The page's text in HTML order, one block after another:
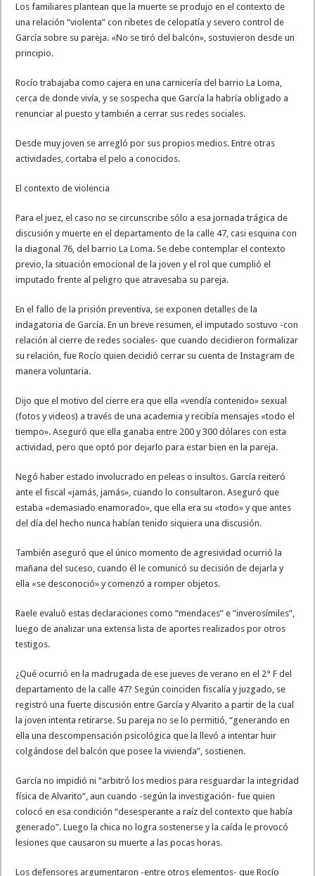
Los familiares plantean que la muerte se produjo en el contexto de
una relación “violenta” con ribetes de celopatía y severo control de
García sobre su pareja. «No se tiró del balcón», sostuvieron desde un
principio.
Rocío trabajaba como cajera en una carnicería del barrio La Loma,
cerca de donde vivía, y se sospecha que García la habría obligado a
renunciar al puesto y también a cerrar sus redes sociales.
Desde muy joven se arregló por sus propios medios. Entre otras
actividades, cortaba el pelo a conocidos.
El contexto de violencia
Para el juez, el caso no se circunscribe sólo a esa jornada trágica de
discusión y muerte en el departamento de la calle 47, casi esquina con
la diagonal 76, del barrio La Loma. Se debe contemplar el contexto
previo, la situación emocional de la joven y el rol que cumplió el
imputado frente al peligro que atravesaba su pareja.
En el fallo de la prisión preventiva, se exponen detalles de la
indagatoria de García. En un breve resumen, el imputado sostuvo -con
relación al cierre de redes sociales- que cuando decidieron formalizar
su relación, fue Rocío quien decidió cerrar su cuenta de Instagram de
manera voluntaria.
Dijo que el motivo del cierre era que ella «vendía contenido» sexual
(fotos y videos) a través de una academia y recibía mensajes «todo el
tiempo». Aseguró que ella ganaba entre 200 y 300 dólares con esta
actividad, pero que optó por dejarlo para estar bien en la pareja.
Negó haber estado involucrado en peleas o insultos. García reiteró
ante el fiscal «jamás, jamás», cuando lo consultaron. Aseguró que
estaba «demasiado enamorado», que ella era su «todo» y que antes
del día del hecho nunca habían tenido siquiera una discusión.
También aseguró que el único momento de agresividad ocurrió la
mañana del suceso, cuando él le comunicó su decisión de dejarla y
ella «se desconoció» y comenzó a romper objetos.
Raele evaluó estas declaraciones como “mendaces” e “inverosímiles”,
luego de analizar una extensa lista de aportes realizados por otros
testigos.
¿Qué ocurrió en la madrugada de ese jueves de verano en el 2° F del
departamento de la calle 47? Según coinciden fiscalía y juzgado, se
registró una fuerte discusión entre García y Alvarito a partir de la cual
la joven intenta retirarse. Su pareja no se lo permitió, “generando en
ella una descompensación psicológica que la llevó a intentar huir
colgándose del balcón que posee la vivienda”, sostienen.
García no impidió ni “arbitró los medios para resguardar la integridad
física de Alvarito”, aun cuando -según la investigación- fue quien
colocó en esa condición “desesperante a raíz del contexto que había
generado”. Luego la chica no logra sostenerse y la caída le provocó
lesiones que causaron su muerte a las pocas horas.
Los defensores argumentaron -entre otros elementos- que Rocío